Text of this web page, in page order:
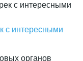
с интересными